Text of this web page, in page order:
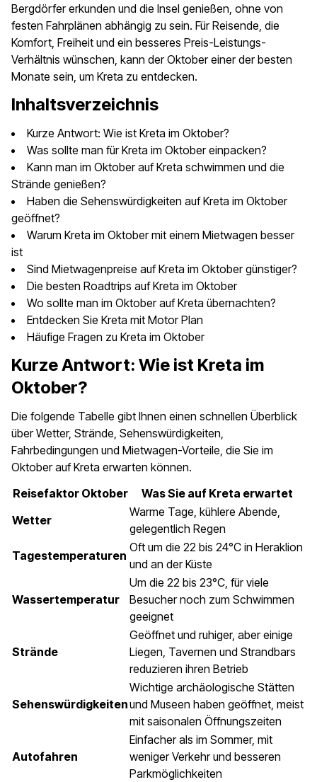
Bergdörfer erkunden und die Insel genießen, ohne von
festen Fahrplänen abhängig zu sein. Für Reisende, die
Komfort, Freiheit und ein besseres Preis-Leistungs-
Verhältnis wünschen, kann der Oktober einer der besten
Monate sein, um Kreta zu entdecken.
Inhaltsverzeichnis
Kurze Antwort: Wie ist Kreta im Oktober?
Was sollte man für Kreta im Oktober einpacken?
Kann man im Oktober auf Kreta schwimmen und die
Strände genießen?
Haben die Sehenswürdigkeiten auf Kreta im Oktober
geöffnet?
Warum Kreta im Oktober mit einem Mietwagen besser
ist
Sind Mietwagenpreise auf Kreta im Oktober günstiger?
Die besten Roadtrips auf Kreta im Oktober
Wo sollte man im Oktober auf Kreta übernachten?
Entdecken Sie Kreta mit Motor Plan
Häufige Fragen zu Kreta im Oktober
Kurze Antwort: Wie ist Kreta im
Oktober?
Die folgende Tabelle gibt Ihnen einen schnellen Überblick
über Wetter, Strände, Sehenswürdigkeiten,
Fahrbedingungen und Mietwagen-Vorteile, die Sie im
Oktober auf Kreta erwarten können.
Reisefaktor Oktober
Was Sie auf Kreta erwartet
Wetter
Warme Tage, kühlere Abende,
gelegentlich Regen
Tagestemperaturen
Oft um die 22 bis 24°C in Heraklion
und an der Küste
Wassertemperatur
Um die 22 bis 23°C, für viele
Besucher noch zum Schwimmen
geeignet
Strände
Geöffnet und ruhiger, aber einige
Liegen, Tavernen und Strandbars
reduzieren ihren Betrieb
Sehenswürdigkeiten
Wichtige archäologische Stätten
und Museen haben geöffnet, meist
mit saisonalen Öffnungszeiten
Autofahren
Einfacher als im Sommer, mit
weniger Verkehr und besseren
Parkmöglichkeiten